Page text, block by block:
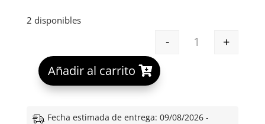
2 disponibles
ISDIN SUN
-
+
Añadir al carrito
A
e
Fecha estimada de entrega: 09/08/2026 -